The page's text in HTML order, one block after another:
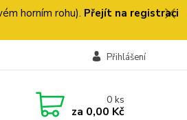
horním rohu). Přejít na registraci
Přihlášení
0ks
za 0,00 Kč